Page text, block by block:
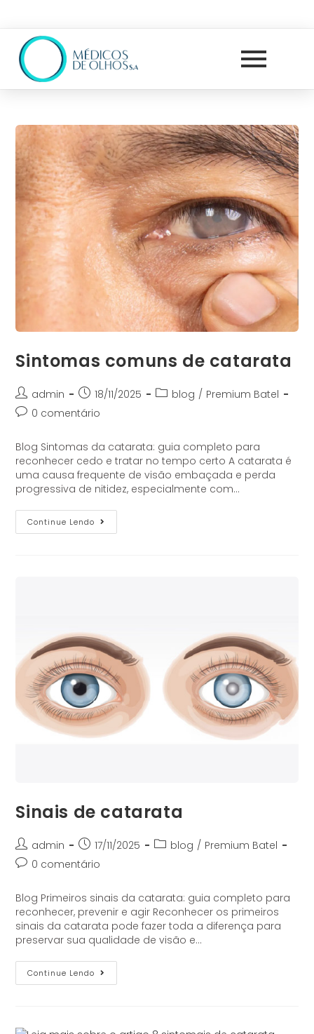
Sintomas comuns de catarata
admin 18/11/2025 blog / Premium Batel
0 comentário
Blog Sintomas da catarata: guia completo para
reconhecer cedo e tratar no tempo certo A catarata é
uma causa frequente de visão embaçada e perda
progressiva de nitidez, especialmente com…
Continue Lendo
Sinais de catarata
admin 17/11/2025 blog / Premium Batel
0 comentário
Blog Primeiros sinais da catarata: guia completo para
reconhecer, prevenir e agir Reconhecer os primeiros
sinais da catarata pode fazer toda a diferença para
preservar sua qualidade de visão e…
Continue Lendo